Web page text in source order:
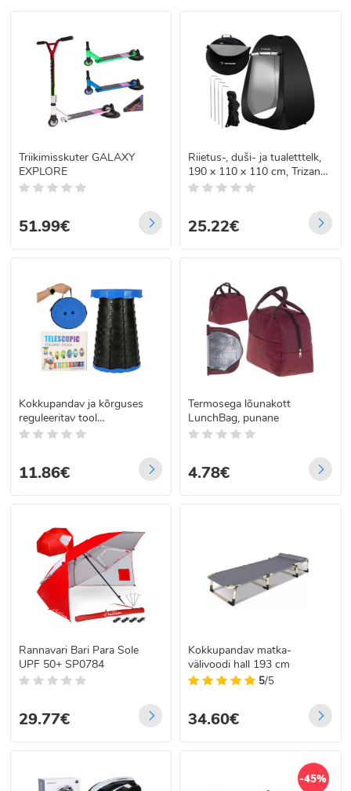
Triikimisskuter GALAXY
EXPLORE
51.99€
Riietus-, duši- ja tualetttelk,
190 x 110 x 110 cm, Trizand
23492
25.22€
Kokkupandav ja kõrguses
reguleeritav tool
transpordikäepidemega,
11.86€
Termosega lõunakott
LunchBag, punane
4.78€
Rannavari Bari Para Sole
UPF 50+ SP0784
29.77€
Kokkupandav matka-
välivoodi hall 193 cm
5/5
34.60€
-45%